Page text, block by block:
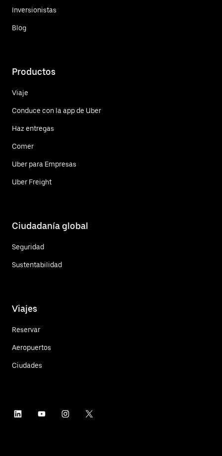
Inversionistas
Blog
Productos
Viaje
Conduce con la app de Uber
Haz entregas
Comer
Uber para Empresas
Uber Freight
Ciudadanía global
Seguridad
Sustentabilidad
Viajes
Reservar
Aeropuertos
Ciudades